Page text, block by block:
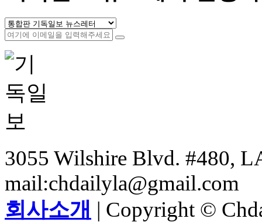
3055 Wilshire Blvd. #480,
mail:chdailyla@gmail.com
회사소개 | Copyright ©